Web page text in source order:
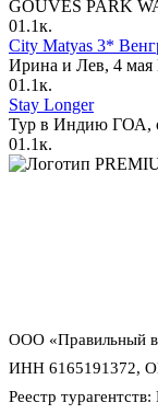
GOUVES PARK
01.1к.
City Matyas 3*
Ирина и Лев, 4 мая
01.1к.
Stay Longer
Тур в Индию ГОА,
01.1к.
ООО «Правильный
ИНН 6165191372,
Реестр